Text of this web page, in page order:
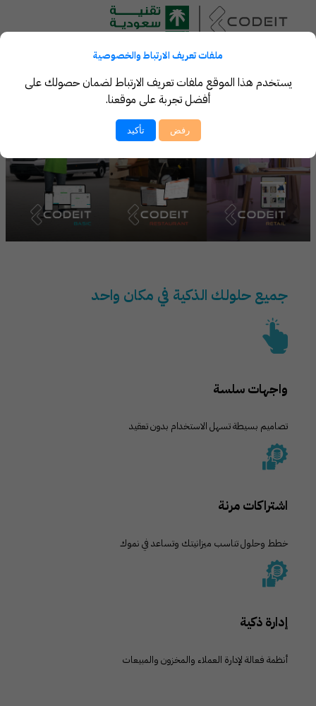
جميع حلولك الذكية في مكان واحد
واجهات سلسة
تصاميم بسيطة تسهل الاستخدام بدون تعقيد
اشتراكات مرنة
خطط وحلول تناسب ميزانيتك وتساعد في نموك
إدارة ذكية
أنظمة فعالة لإدارة العملاء والمخزون والمبيعات
ملفات تعريف الارتباط والخصوصية
يستخدم هذا الموقع ملفات تعريف الارتباط لضمان حصولك على
أفضل تجربة على موقعنا.
رفض تأكيد